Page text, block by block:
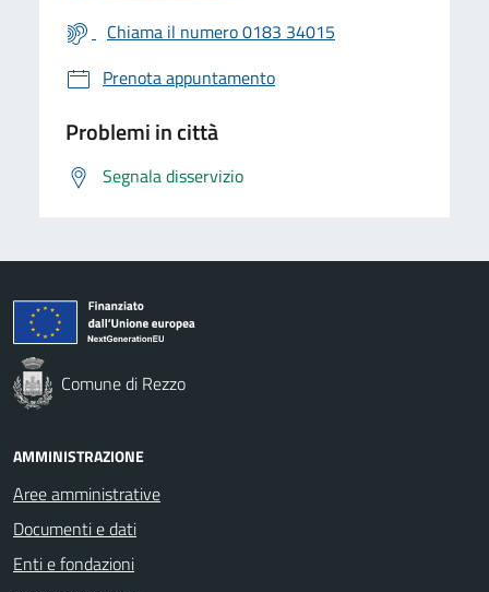
Chiama il numero 0183 34015
Prenota appuntamento
Problemi in città
Segnala disservizio
Comune di Rezzo
AMMINISTRAZIONE
Aree amministrative
Documenti e dati
Enti e fondazioni